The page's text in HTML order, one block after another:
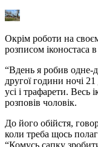
Окрім роботи на
розписом іконостаса
“Вдень я робив одне-
другої години ночі
усі і трафарети. Весь
розповів чоловік.
До його обійстя,
коли треба щось
“Комусь сапку